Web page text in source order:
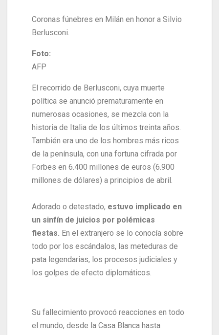
Coronas fúnebres en Milán en honor a Silvio
Berlusconi.
Foto:
AFP
El recorrido de Berlusconi, cuya muerte
política se anunció prematuramente en
numerosas ocasiones, se mezcla con la
historia de Italia de los últimos treinta años.
También era uno de los hombres más ricos
de la península, con una fortuna cifrada por
Forbes en 6.400 millones de euros (6.900
millones de dólares) a principios de abril.
Adorado o detestado, estuvo implicado en
un sinfín de juicios por polémicas
fiestas. En el extranjero se lo conocía sobre
todo por los escándalos, las meteduras de
pata legendarias, los procesos judiciales y
los golpes de efecto diplomáticos.
Su fallecimiento provocó reacciones en todo
el mundo, desde la Casa Blanca hasta